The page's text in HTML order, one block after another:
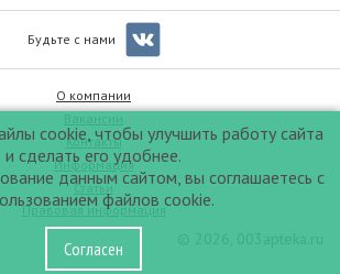
Будьте с нами
О компании
Контакты
Информация
Статьи
Правовая информация
cookie, чтобы улучшить работу сайта
и сделать его удобнее.
данным сайтом, вы соглашаетесь с
файлов cookie.
Согласен